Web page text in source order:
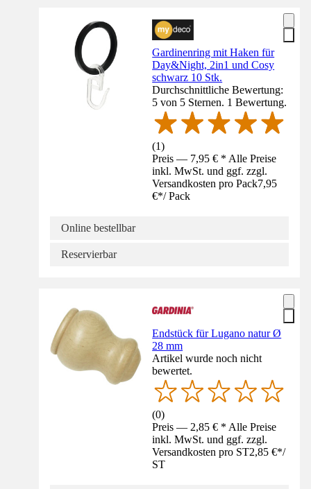
Gardinenring mit Haken für
Day&Night, 2in1 und Cosy
schwarz 10 Stk.
Durchschnittliche Bewertung:
5 von 5 Sternen. 1 Bewertung.
(1)
Preis — 7,95 € * Alle Preise
inkl. MwSt. und ggf. zzgl.
Versandkosten pro Pack7,95
€*/ Pack
Online bestellbar
Reservierbar
Endstück für Lugano natur Ø
28 mm
Artikel wurde noch nicht
bewertet.
(0)
Preis — 2,85 € * Alle Preise
inkl. MwSt. und ggf. zzgl.
Versandkosten pro ST2,85 €*/
ST